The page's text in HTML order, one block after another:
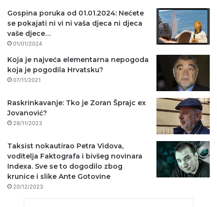
Gospina poruka od 01.01.2024: Nećete
se pokajati ni vi ni vaša djeca ni djeca
vaše djece…
01/01/2024
Koja je najveća elementarna nepogoda
koja je pogodila Hrvatsku?
07/11/2021
Raskrinkavanje: Tko je Zoran Šprajc ex
Jovanović?
29/11/2023
Taksist nokautirao Petra Vidova,
voditelja Faktografa i bivšeg novinara
Indexa. Sve se to dogodilo zbog
krunice i slike Ante Gotovine
20/12/2023